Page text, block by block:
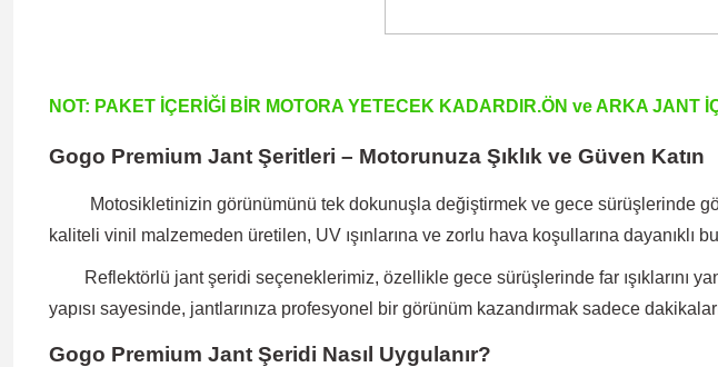
NOT: PAKET İÇERİĞİ BİR MOTORA YETECEK KADARDIR.ÖN ve ARKA
Gogo Premium Jant Şeritleri – Motorunuza Şıklık ve Güven Katın
Motosikletinizin görünümünü tek dokunuşla değiştirmek ve gece sürüşlerinde
kaliteli vinil malzemeden üretilen, UV ışınlarına ve zorlu hava koşullarına
Reflektörlü jant şeridi seçeneklerimiz, özellikle gece sürüşlerinde far ışıklarını
yapısı sayesinde, jantlarınıza profesyonel bir görünüm kazandırmak sadece
Gogo Premium Jant Şeridi Nasıl Uygulanır?